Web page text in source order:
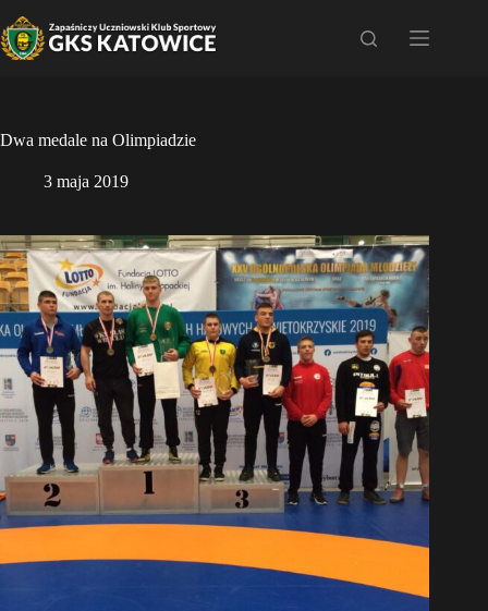
do
treści
Dwa medale na Olimpiadzie
3 maja 2019